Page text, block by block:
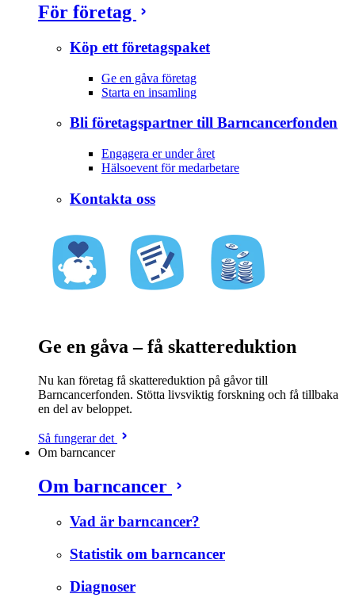
För företag
Köp ett företagspaket
Ge en gåva företag
Starta en insamling
Bli företagspartner till Barncancerfonden
Engagera er under året
Hälsoevent för medarbetare
Kontakta oss
Ge en gåva – få skattereduktion
Nu kan företag få skattereduktion på gåvor till
Barncancerfonden. Stötta livsviktig forskning och få tillbaka
en del av beloppet.
Så fungerar det
Om barncancer
Om barncancer
Vad är barncancer?
Statistik om barncancer
Diagnoser